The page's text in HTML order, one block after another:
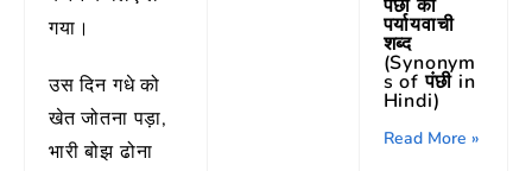
गया।
उस दिन गधे को
खेत जोतना पड़ा,
भारी बोझ ढोना
पंछी का
पर्यायवाची
शब्द
(Synonym
s of पंछी in
Hindi)
Read More »